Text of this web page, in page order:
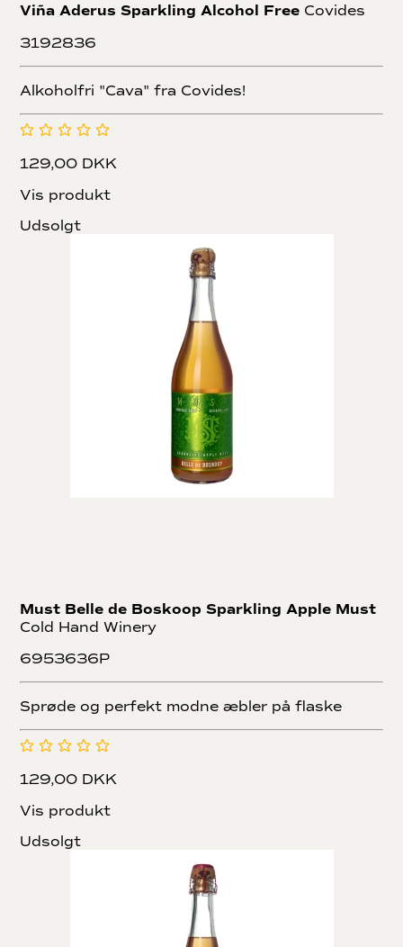
Viña Aderus Sparkling Alcohol Free Covides
3192836
Alkoholfri "Cava" fra Covides!
129,00 DKK
Vis produkt
Udsolgt
Must Belle de Boskoop Sparkling Apple Must
Cold Hand Winery
6953636P
Sprøde og perfekt modne æbler på flaske
129,00 DKK
Vis produkt
Udsolgt